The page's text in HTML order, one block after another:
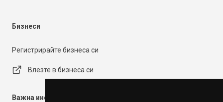
Бизнеси
Регистрирайте бизнеса си
Влезте в бизнеса си
Важна информация